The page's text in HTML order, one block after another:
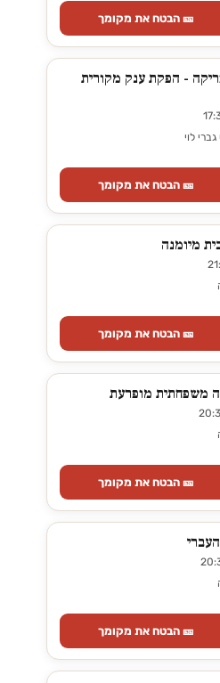
🎫 הבטח את מקומך
- הפקת ענק מקורית
לוי
🎫 הבטח את מקומך
🎫 הבטח את מקומך
משפחתית מופרעת
🎫 הבטח את מקומך
🎫 הבטח את מקומך